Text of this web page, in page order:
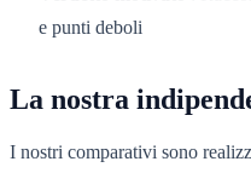
e punti deboli
La nostra
I nostri comparativi sono